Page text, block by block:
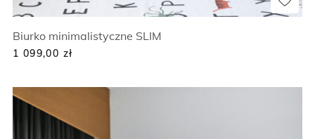
Biurko minimalistyczne SLIM
1 099,00 zł